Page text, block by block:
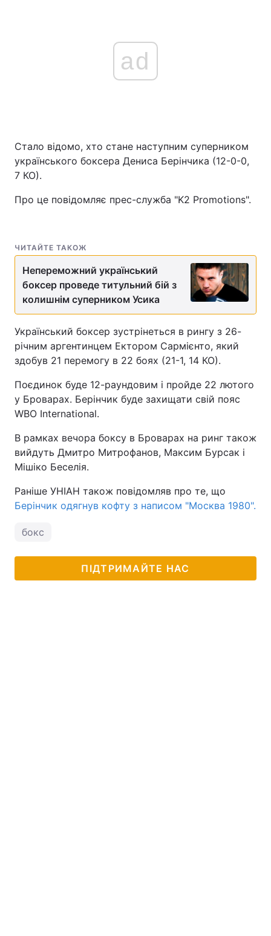
ad
Стало відомо, хто стане наступним суперником
українського боксера Дениса Берінчика (12-0-0,
7 КО).
Про це повідомляє прес-служба "K2 Promotions".
ЧИТАЙТЕ ТАКОЖ
Непереможний український
боксер проведе титульний бій з
колишнім суперником Усика
Український боксер зустрінеться в рингу з 26-
річним аргентинцем Ектором Сармієнто, який
здобув 21 перемогу в 22 боях (21-1, 14 КО).
Поєдинок буде 12-раундовим і пройде 22 лютого
у Броварах. Берінчик буде захищати свій пояс
WBO International.
В рамках вечора боксу в Броварах на ринг також
вийдуть Дмитро Митрофанов, Максим Бурсак і
Мішіко Беселія.
Раніше УНІАН також повідомляв про те, що
Берінчик одягнув кофту з написом "Москва 1980".
бокс
ПІДТРИМАЙТЕ НАС